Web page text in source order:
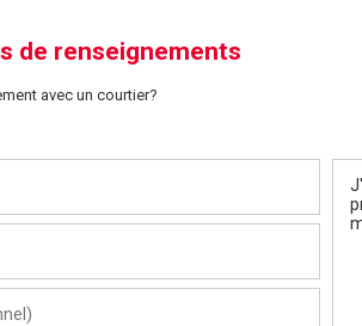
de renseignements
avec un courtier?